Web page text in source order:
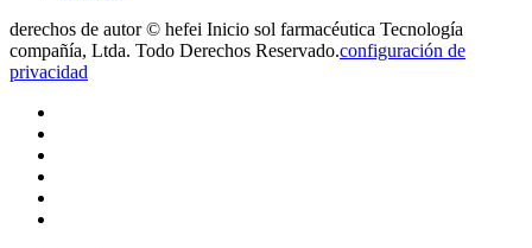
derechos de autor © hefei Inicio sol farmacéutica Tecnología
compañía, Ltda. Todo Derechos Reservado.configuración de
privacidad